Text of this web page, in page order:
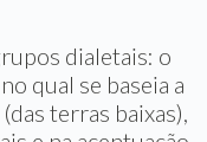
dialetais: o
qual se baseia a
terras baixas),